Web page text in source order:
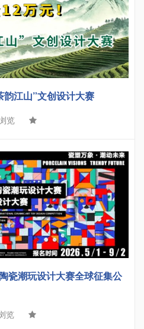
江山”文创设计大赛
览
瓷潮玩设计大赛全球征集公
览